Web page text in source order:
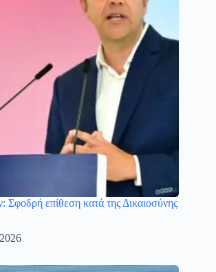
επίθεση κατά της Δικαιοσύνης